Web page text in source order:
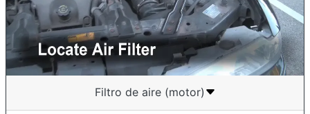
Filtro de aire (motor)